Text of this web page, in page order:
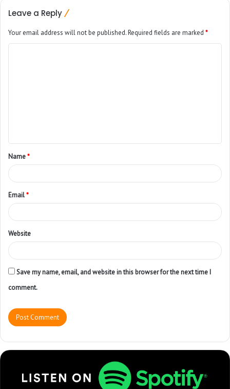
Leave a Reply
Your email address will not be published.Required fields are marked *
Name*
Email*
Website
Save my name, email, and website in this browser for the next time I
comment.